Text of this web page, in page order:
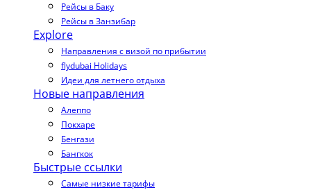
Рейсы в Баку
Рейсы в Занзибар
Explore
Направления с визой по прибытии
flydubai Holidays
Идеи для летнего отдыха
Новые направления
Алеппо
Покхаре
Бенгази
Бангкок
Быстрые ссылки
Самые низкие тарифы